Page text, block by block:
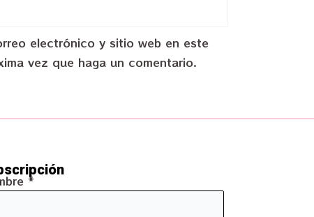
electrónico y sitio web en este
vez que haga un comentario.
*